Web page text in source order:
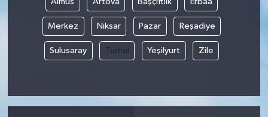
Merkez Niksar Pazar Reşadiye
Sulusaray Turhal Yeşilyurt Zile